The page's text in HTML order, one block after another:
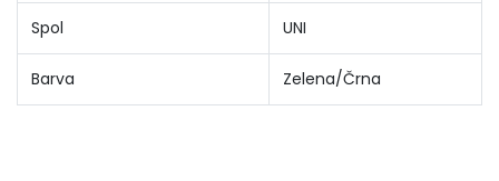
Spol UNI
Barva Zelena/Črna